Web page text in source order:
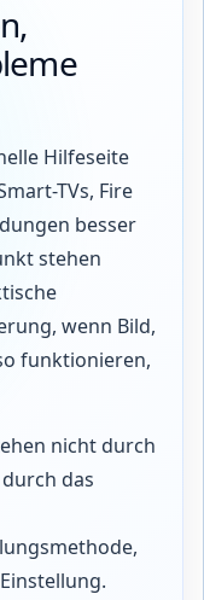
Hilfeseite
TVs, Fire
besser
stehen
wenn Bild,
funktionieren,
nicht durch
das